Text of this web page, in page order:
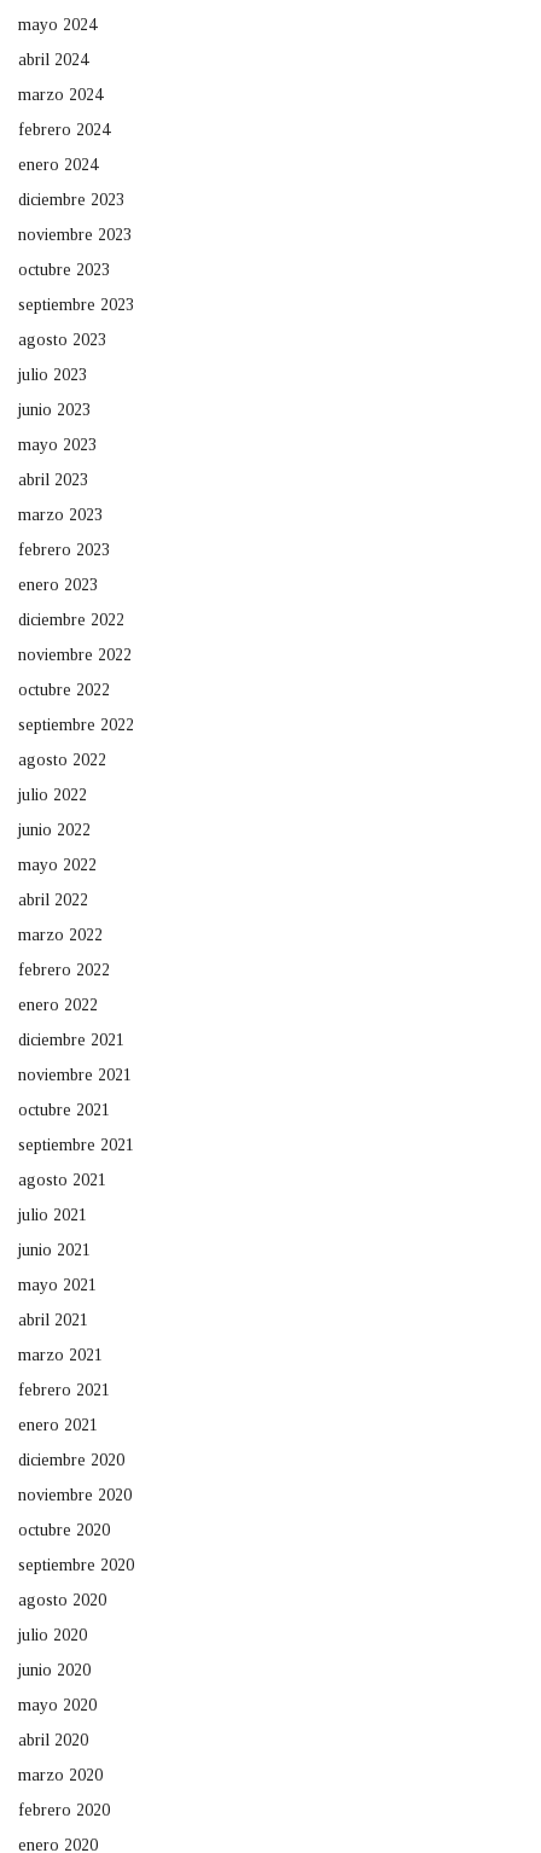
mayo 2024
abril 2024
marzo 2024
febrero 2024
enero 2024
diciembre 2023
noviembre 2023
octubre 2023
septiembre 2023
agosto 2023
julio 2023
junio 2023
mayo 2023
abril 2023
marzo 2023
febrero 2023
enero 2023
diciembre 2022
noviembre 2022
octubre 2022
septiembre 2022
agosto 2022
julio 2022
junio 2022
mayo 2022
abril 2022
marzo 2022
febrero 2022
enero 2022
diciembre 2021
noviembre 2021
octubre 2021
septiembre 2021
agosto 2021
julio 2021
junio 2021
mayo 2021
abril 2021
marzo 2021
febrero 2021
enero 2021
diciembre 2020
noviembre 2020
octubre 2020
septiembre 2020
agosto 2020
julio 2020
junio 2020
mayo 2020
abril 2020
marzo 2020
febrero 2020
enero 2020